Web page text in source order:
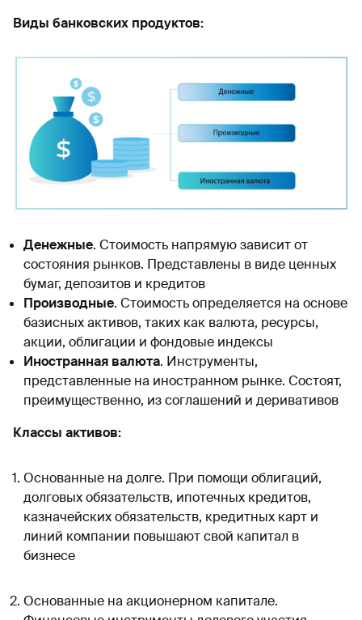
Виды банковских продуктов:
Денежные. Стоимость напрямую зависит от
состояния рынков. Представлены в виде ценных
бумаг, депозитов и кредитов
Производные. Стоимость определяется на основе
базисных активов, таких как валюта, ресурсы,
акции, облигации и фондовые индексы
Иностранная валюта. Инструменты,
представленные на иностранном рынке. Состоят,
преимущественно, из соглашений и деривативов
Классы активов:
Основанные на долге. При помощи облигаций,
долговых обязательств, ипотечных кредитов,
казначейских обязательств, кредитных карт и
линий компании повышают свой капитал в
бизнесе
Основанные на акционерном капитале.